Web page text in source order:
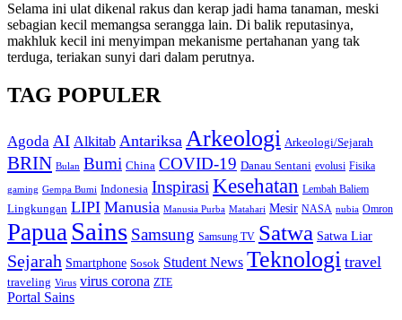
Selama ini ulat dikenal rakus dan kerap jadi hama tanaman, meski
sebagian kecil memangsa serangga lain. Di balik reputasinya,
makhluk kecil ini menyimpan mekanisme pertahanan yang tak
terduga, teriakan sunyi dari dalam perutnya.
TAG POPULER
Agoda AI Alkitab Antariksa Arkeologi Arkeologi/Sejarah
BRIN Bulan Bumi China COVID-19 Danau Sentani evolusi Fisika
gaming Gempa Bumi Indonesia InspirasiKesehatan Lembah Baliem
Lingkungan LIPI Manusia Manusia Purba Matahari Mesir NASA nubia Omron
Papua Sains Samsung Samsung TV Satwa Satwa Liar
Sejarah Smartphone Sosok Student News Teknologi travel
traveling Virus virus corona ZTE
Portal Sains